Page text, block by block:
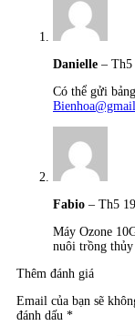
Danielle – Th5
Có thể gửi
Fabio – Th5
Máy Ozone
nuôi trồng thủy
Thêm đánh giá
Email của bạn sẽ
đánh dấu *